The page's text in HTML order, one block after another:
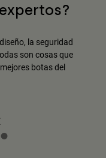
la seguridad
son cosas que
botas del